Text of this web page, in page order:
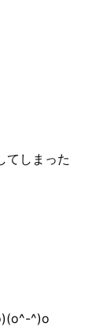
てしまった
^)o